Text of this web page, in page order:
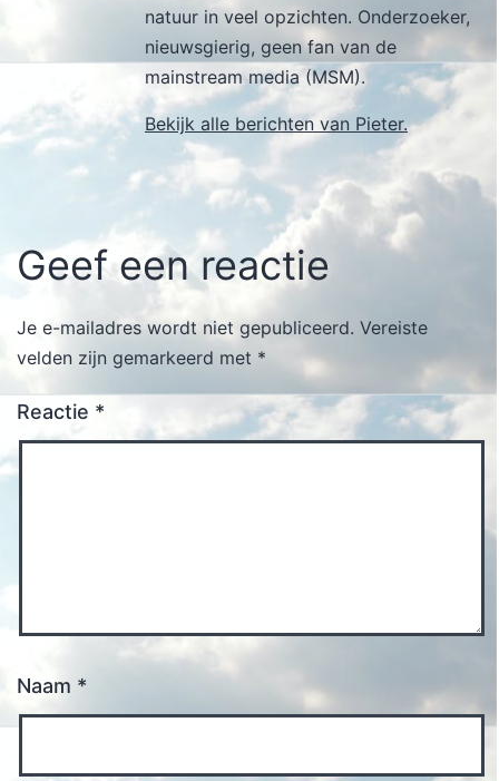
natuur in veel opzichten. Onderzoeker,
nieuwsgierig, geen fan van de
mainstream media (MSM).
Bekijk alle berichten van Pieter.
Geef een reactie
Je e-mailadres wordt niet gepubliceerd. Vereiste
velden zijn gemarkeerd met *
Reactie *
Naam *